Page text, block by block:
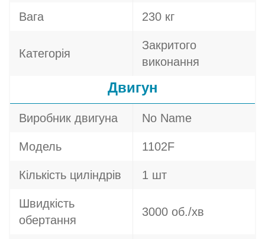
Вага 230 кг
Категорія
Закритого
виконання
Двигун
Виробник двигуна No Name
Модель 1102F
Кількість циліндрів 1 шт
Швидкість
обертання
3000 об./хв